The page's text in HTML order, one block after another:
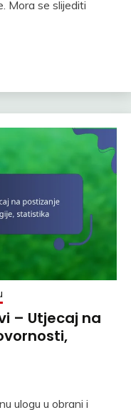
Mora se slijediti
– Utjecaj na
ulogu u obrani i